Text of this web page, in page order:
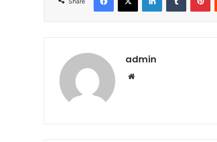
admin